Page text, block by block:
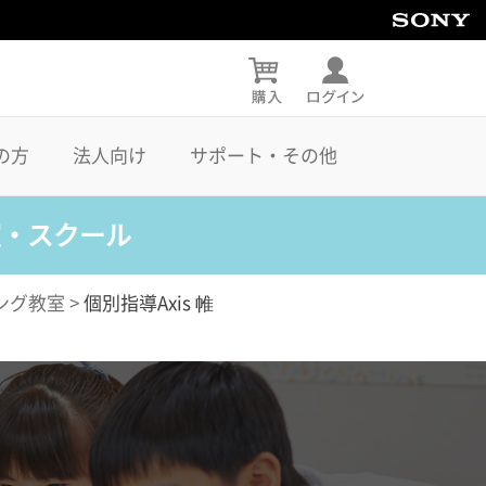
方 法人向け サポート・その他
スクール
グ教室 > 個別指導Axis 帷